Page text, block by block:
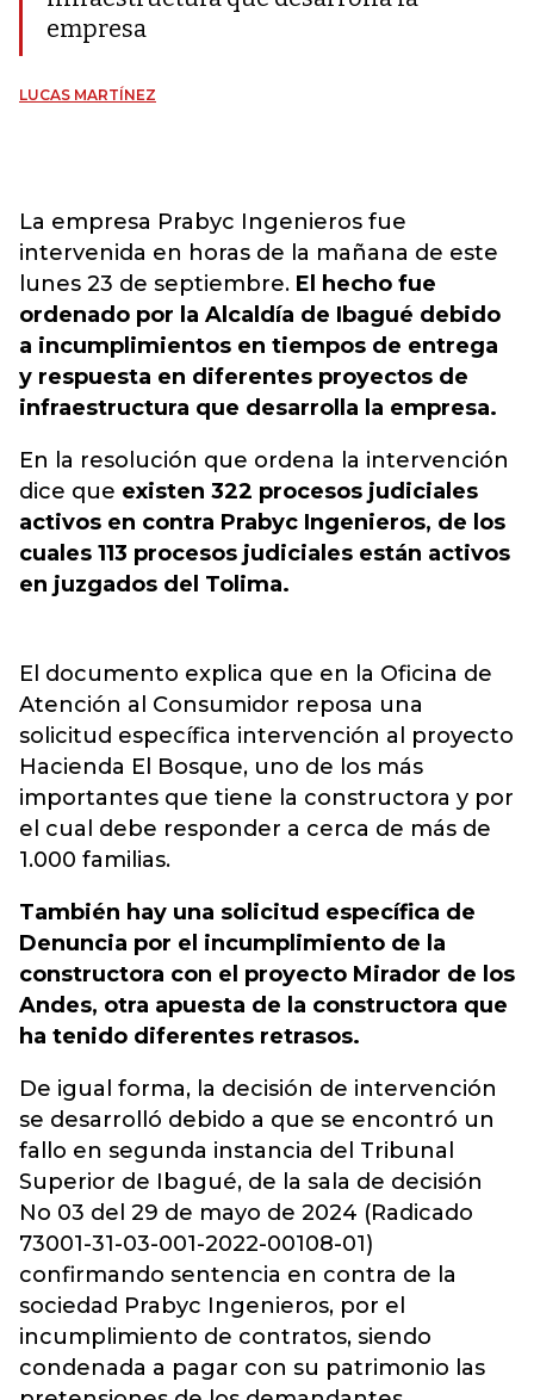
empresa
LUCAS MARTÍNEZ
La empresa Prabyc Ingenieros fue
intervenida en horas de la mañana de este
lunes 23 de septiembre. El hecho fue
ordenado por la Alcaldía de Ibagué debido
a incumplimientos en tiempos de entrega
y respuesta en diferentes proyectos de
infraestructura que desarrolla la empresa.
En la resolución que ordena la intervención
dice que existen 322 procesos judiciales
activos en contra Prabyc Ingenieros, de los
cuales 113 procesos judiciales están activos
en juzgados del Tolima.
El documento explica que en la Oficina de
Atención al Consumidor reposa una
solicitud específica intervención al proyecto
Hacienda El Bosque, uno de los más
importantes que tiene la constructora y por
el cual debe responder a cerca de más de
1.000 familias.
También hay una solicitud específica de
Denuncia por el incumplimiento de la
constructora con el proyecto Mirador de los
Andes, otra apuesta de la constructora que
ha tenido diferentes retrasos.
De igual forma, la decisión de intervención
se desarrolló debido a que se encontró un
fallo en segunda instancia del Tribunal
Superior de Ibagué, de la sala de decisión
No 03 del 29 de mayo de 2024 (Radicado
73001-31-03-001-2022-00108-01)
confirmando sentencia en contra de la
sociedad Prabyc Ingenieros, por el
incumplimiento de contratos, siendo
condenada a pagar con su patrimonio las